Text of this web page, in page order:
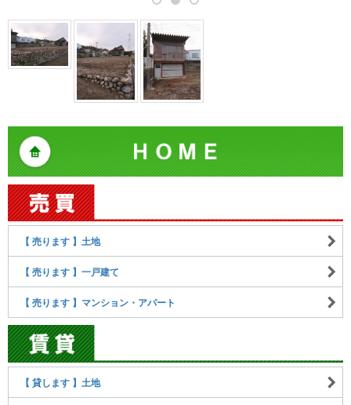
【 売ります 】土地
【 売ります 】一戸建て
【 売ります 】マンション・アパート
【 貸します 】土地